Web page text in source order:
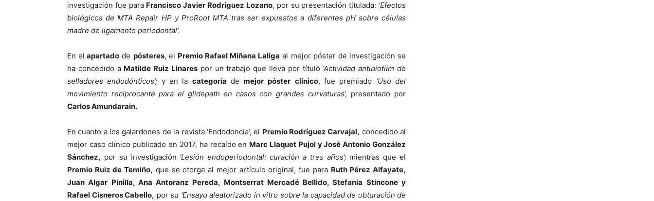
investigación fue para Francisco Javier Rodríguez Lozano, por su presentación titulada: ‘Efectos
biológicos de MTA Repair HP y ProRoot MTA tras ser expuestos a diferentes pH sobre células
madre de ligamento periodontal’.
En el apartado de pósteres, el Premio Rafael Miñana Laliga al mejor póster de investigación se
ha concedido a Matilde Ruiz Linares por un trabajo que lleva por título ‘Actividad antibiofilm de
selladores endodónticos’; y en la categoría demejor póster clínico, fue premiado ‘Uso del
movimiento reciprocante para el glidepath en casos con grandes curvaturas’, presentado por
Carlos Amundarain.
En cuanto a los galardones de la revista ‘Endodoncia’, el Premio Rodríguez Carvajal, concedido al
mejor caso clínico publicado en 2017, ha recaído en Marc Llaquet Pujol y José Antonio González
Sánchez, por su investigación ‘Lesión endoperiodontal: curación a tres años’;mientras que el
Premio Ruiz de Temiño, que se otorga al mejor artículo original, fue para Ruth Pérez Alfayate,
Juan Algar Pinilla, Ana Antoranz Pereda, Montserrat Mercadé Bellido, Stefania Stincone y
Rafael Cisneros Cabello, por su ‘Ensayo aleatorizado in vitro sobre la capacidad de obturación de